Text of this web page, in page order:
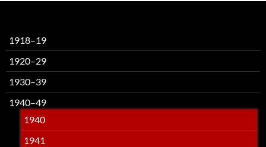
1918–19
1920–29
1930–39
1940–49
1940
1941